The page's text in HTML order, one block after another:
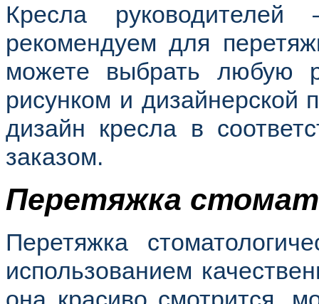
Кресла
рекомендуем для
можете выбрать любую
рисунком и
дизайн кресла в
заказом.
Перетяжка
Перетяжка
использованием